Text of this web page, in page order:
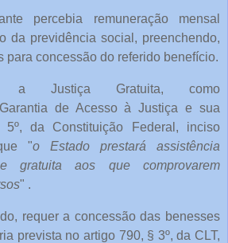
percebia remuneração mensal
da previdência social, preenchendo,
para concessão do referido benefício.
a Justiça Gratuita, como
de Acesso à Justiça e sua
da Constituição Federal, inciso
"o Estado prestará assistência
gratuita aos que comprovarem
" .
requer a concessão das benesses
prevista no artigo 790, § 3º, da CLT,